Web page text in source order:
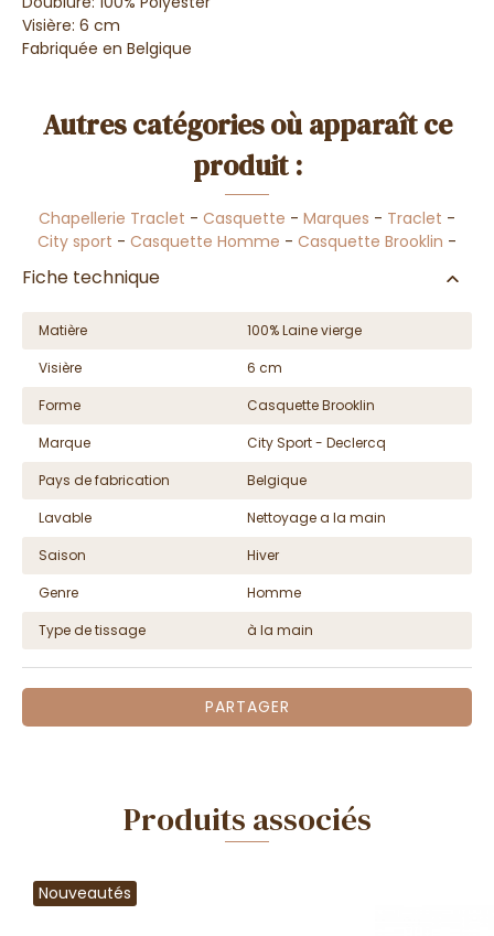
Visière: 6 cm
Fabriquée en Belgique
Autres catégories où apparaît ce
produit :
Chapellerie Traclet - Casquette - Marques - Traclet -
City sport - Casquette Homme - Casquette Brooklin -
Fiche technique
Matière
100% Laine vierge
Visière
6 cm
Forme
Casquette Brooklin
Marque
City Sport - Declercq
Pays de fabrication
Belgique
Lavable
Nettoyage a la main
Saison
Hiver
Genre
Homme
Type de tissage
à la main
PARTAGER
Produits associés
Nouveautés